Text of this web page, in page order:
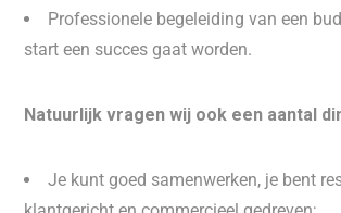
Professionele begeleiding van een
start een succes gaat worden.
Natuurlijk vragen wij ook een aantal
Je kunt goed samenwerken, je bent